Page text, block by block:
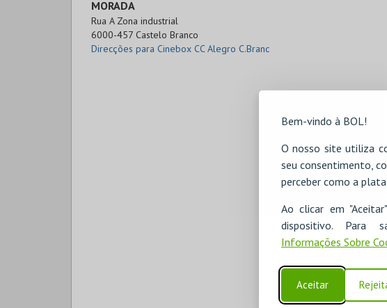
Bem-vindo à BOL!
O nosso site utiliza
seu consentimento,
perceber como a
Ao clicar em
dispositivo. Para
Informações Sobre
Aceitar
MORADA
Rua A Zona industrial
6000-457 Castelo Branco
Direcções para Cinebox CC Alegro C.Branc